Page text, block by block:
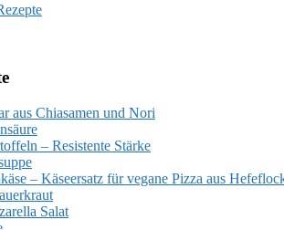
aus Chiasamen und Nori
– Resistente Stärke
– Käseersatz für vegane Pizza aus
Salat